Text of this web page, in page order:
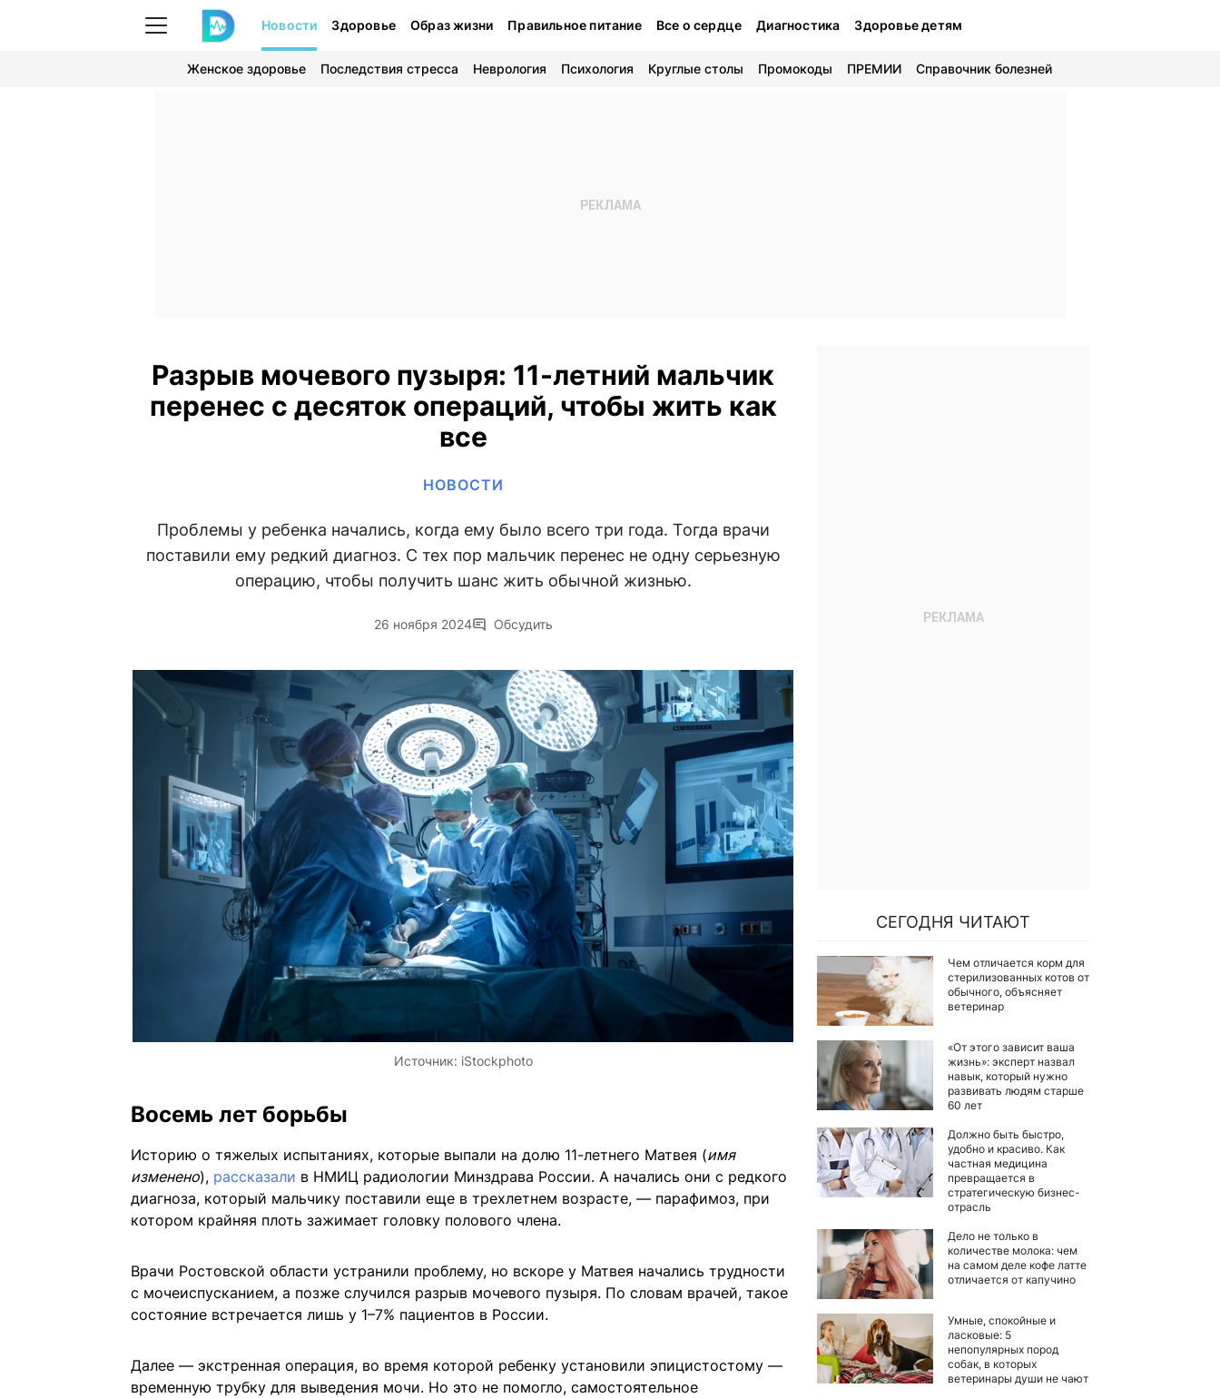
Новости Здоровье Образ жизни Правильное питание Все о сердце Диагностика Здоровье детям
Женское здоровье Последствия стресса Неврология Психология Круглые столы Промокоды ПРЕМИИ Справочник болезней
Разрыв мочевого пузыря: 11-летний мальчик
перенес с десяток операций, чтобы жить как
все
НОВОСТИ
Проблемы у ребенка начались, когда ему было всего три года. Тогда врачи
поставили ему редкий диагноз. С тех пор мальчик перенес не одну серьезную
операцию, чтобы получить шанс жить обычной жизнью.
26 ноября 2024 Обсудить
Источник: iStockphoto
Восемь лет борьбы
Историю о тяжелых испытаниях, которые выпали на долю 11-летнего Матвея (имя
изменено), рассказали в НМИЦ радиологии Минздрава России. А начались они с редкого
диагноза, который мальчику поставили еще в трехлетнем возрасте, — парафимоз, при
котором крайняя плоть зажимает головку полового члена.
Врачи Ростовской области устранили проблему, но вскоре у Матвея начались трудности
с мочеиспусканием, а позже случился разрыв мочевого пузыря. По словам врачей, такое
состояние встречается лишь у 1–7% пациентов в России.
Далее — экстренная операция, во время которой ребенку установили эпицистостому —
временную трубку для выведения мочи. Но это не помогло, самостоятельное
СЕГОДНЯ ЧИТАЮТ
Чем отличается корм для
стерилизованных котов от
обычного, объясняет
ветеринар
«От этого зависит ваша
жизнь»: эксперт назвал
навык, который нужно
развивать людям старше
60 лет
Должно быть быстро,
удобно и красиво. Как
частная медицина
превращается в
стратегическую бизнес-
отрасль
Дело не только в
количестве молока: чем
на самом деле кофе латте
отличается от капучино
Умные, спокойные и
ласковые: 5
непопулярных пород
собак, в которых
ветеринары души не чают